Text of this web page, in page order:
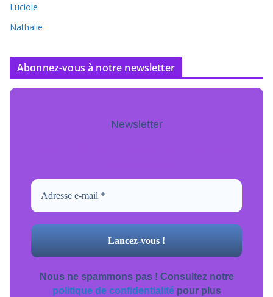
Luciole
Nathalie
Abonnez-vous à notre newsletter
Newsletter
Nous ne spammons pas ! Consultez notre
politique de confidentialitépour plus